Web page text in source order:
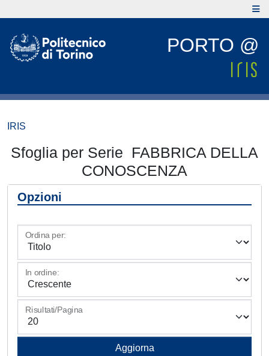
PORTO @
IRIS
Sfoglia per Serie FABBRICA DELLA
CONOSCENZA
Opzioni
Ordina per:
In ordine:
Risultati/Pagina